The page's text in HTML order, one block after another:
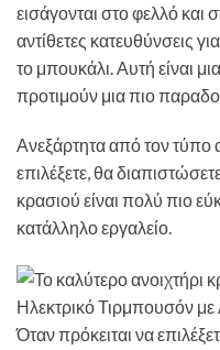
εισάγονται στο φελλό και
αντίθετες κατευθύνσεις
το μπουκάλι. Αυτή είναι
προτιμούν μια πιο
Ανεξάρτητα από τον τύπο
επιλέξετε, θα
κρασιού είναι πολύ πιο
κατάλληλο εργαλείο.
Ηλεκτρικό Τιρμπουσόν
Όταν πρόκειται να